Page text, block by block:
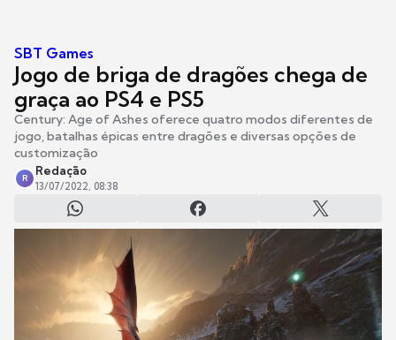
SBT Games
Jogo de briga de dragões chega de
graça ao PS4 e PS5
Century: Age of Ashes oferece quatro modos diferentes de
jogo, batalhas épicas entre dragões e diversas opções de
customização
R
Redação
13/07/2022, 08:38